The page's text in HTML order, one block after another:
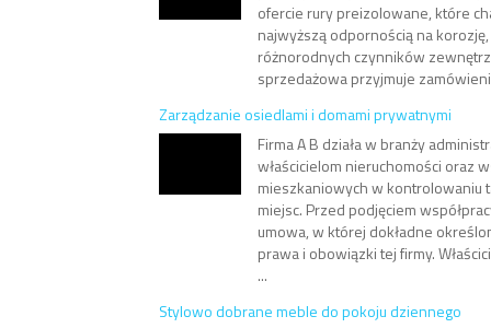
ofercie rury preizolowane, które
najwyższą odpornością na
różnorodnych czynników
sprzedażowa przyjmuje
Zarządzanie osiedlami i domami prywatnymi
Firma A B działa w branży
właścicielom nieruchomości oraz
mieszkaniowych w kontrolowaniu
miejsc. Przed podjęciem
umowa, w której dokładne
prawa i obowiązki tej firmy.
...
Stylowo dobrane meble do pokoju dziennego